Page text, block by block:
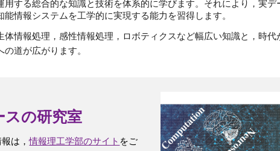
用する総合的な知識と技術を体系的に学びます。それにより，実
能情報システムを工学的に実現する能力を習得します。
体情報処理，感性情報処理，ロボティクスなど幅広い知識と，時
道が広がります。
スの研究室
報は，情報理工学部のサイト をご